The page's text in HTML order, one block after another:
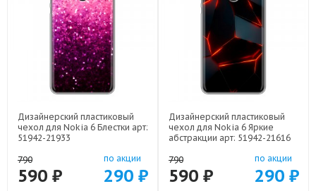
Дизайнерский пластиковый
чехол для Nokia 6 Блестки арт:
51942-21933
790
590 ₽
по акции
290 ₽
Дизайнерский пластиковый
чехол для Nokia 6 Яркие
абстракции арт: 51942-21616
790
590 ₽
по акции
290 ₽